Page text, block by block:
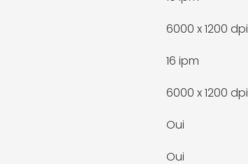
6000 x 1200 dpi
16 ipm
6000 x 1200 dpi
Oui
Oui